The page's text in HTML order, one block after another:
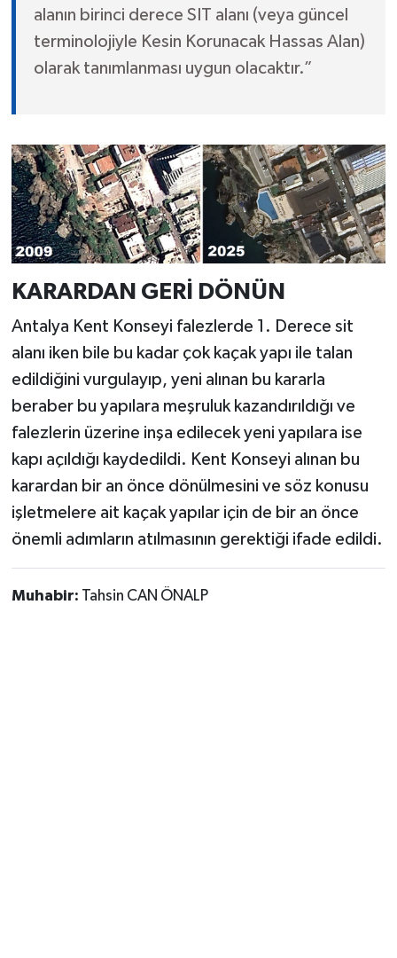
alanın birinci derece SIT alanı (veya güncel
terminolojiyle Kesin Korunacak Hassas Alan)
olarak tanımlanması uygun olacaktır.”
KARARDAN GERİ DÖNÜN
Antalya Kent Konseyi falezlerde 1. Derece sit
alanı iken bile bu kadar çok kaçak yapı ile talan
edildiğini vurgulayıp, yeni alınan bu kararla
beraber bu yapılara meşruluk kazandırıldığı ve
falezlerin üzerine inşa edilecek yeni yapılara ise
kapı açıldığı kaydedildi. Kent Konseyi alınan bu
karardan bir an önce dönülmesini ve söz konusu
işletmelere ait kaçak yapılar için de bir an önce
önemli adımların atılmasının gerektiği ifade edildi.
Muhabir: Tahsin CAN ÖNALP